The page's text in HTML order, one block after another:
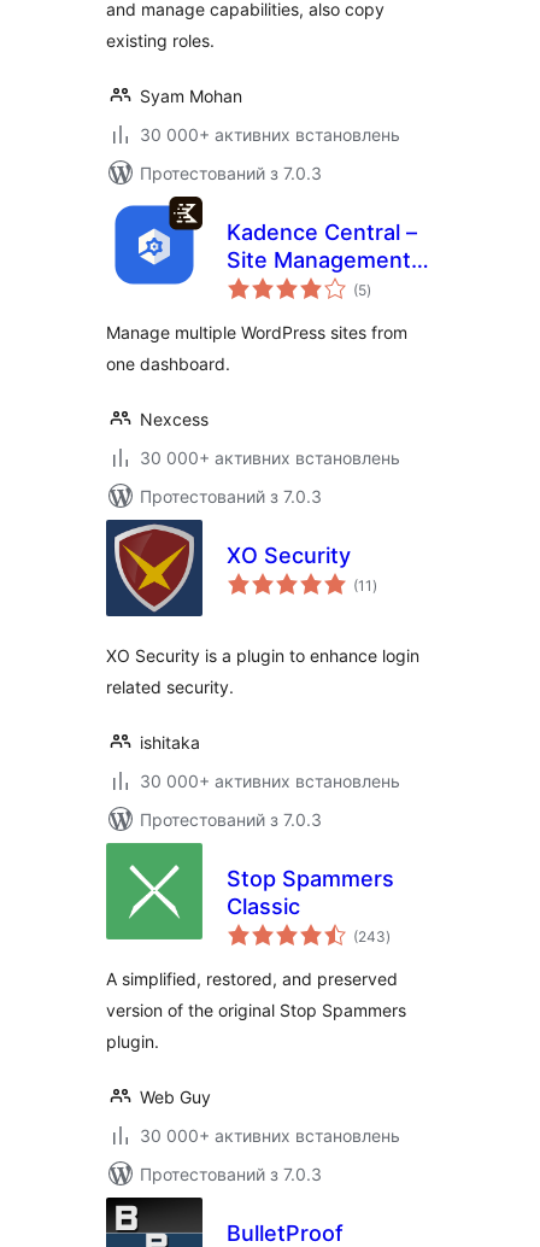
and manage capabilities, also copy
existing roles.
Syam Mohan
30 000+ активних встановлень
Протестований з 7.0.3
Kadence Central –
Site Management,
Backups, Security,
(5загальний
рейтинг
)
Manage multiple WordPress sites from
one dashboard.
Nexcess
30 000+ активних встановлень
Протестований з 7.0.3
XO Security
(11 загальний
рейтинг
)
XO Security is a plugin to enhance login
related security.
ishitaka
30 000+ активних встановлень
Протестований з 7.0.3
Stop Spammers
Classic
(243загальний
рейтинг
)
A simplified, restored, and preserved
version of the original Stop Spammers
plugin.
Web Guy
30 000+ активних встановлень
Протестований з 7.0.3
BulletProof